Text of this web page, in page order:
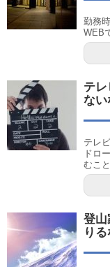
勤務
WEB
テ
ない
テレ
ドロ
むこ
登山
り